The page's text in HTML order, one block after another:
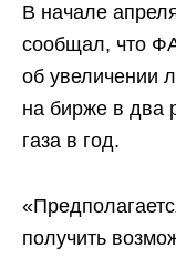
В начале
сообщал, что
об увеличении
на бирже в два
газа в год.
получить